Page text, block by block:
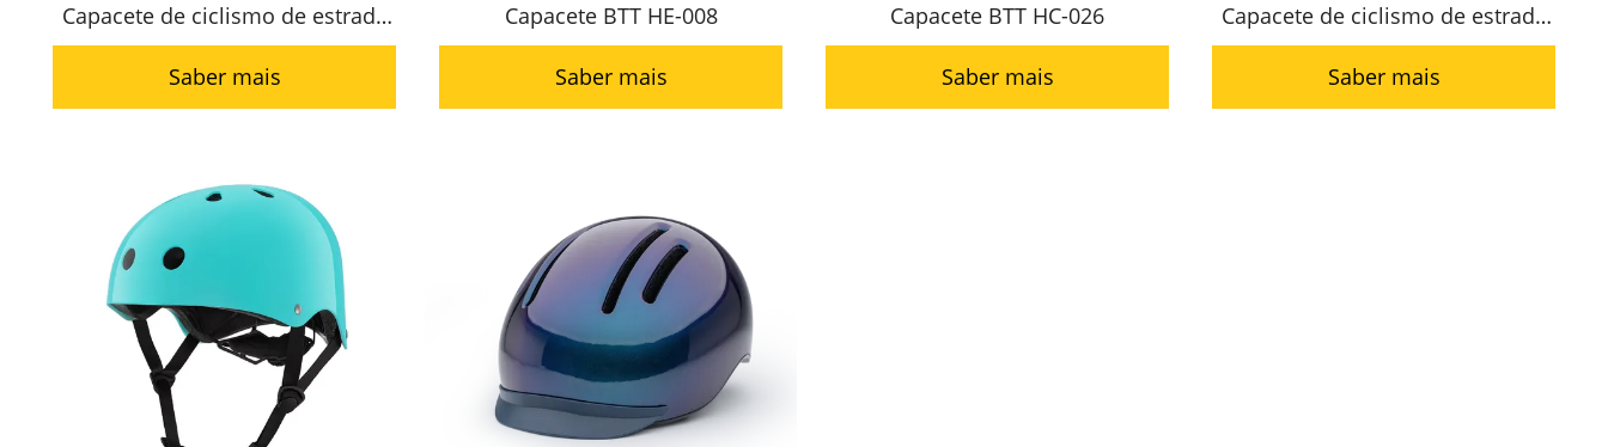
Capacete de ciclismo de estrada
HC-075
Saber mais
Capacete BTT HE-008
Saber mais
Capacete BTT HC-026
Saber mais
Capacete de ciclismo de estrada
infantil HC-046
Saber mais